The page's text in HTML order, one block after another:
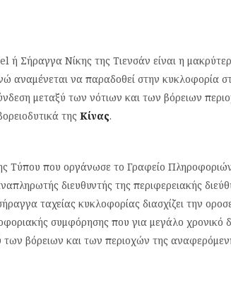
Νίκης της Τιενσάν είναι η
αναμένεται να παραδοθεί στην κυκλοφορία
μεταξύ των νότιων και των βόρειων
της Κίνας.
Τύπου που οργάνωσε το Γραφείο
διευθυντής της περιφερειακής
ταχείας κυκλοφορίας διασχίζει την
συμφόρησης που για μεγάλο χρονικό
των βόρειων και των περιοχών της